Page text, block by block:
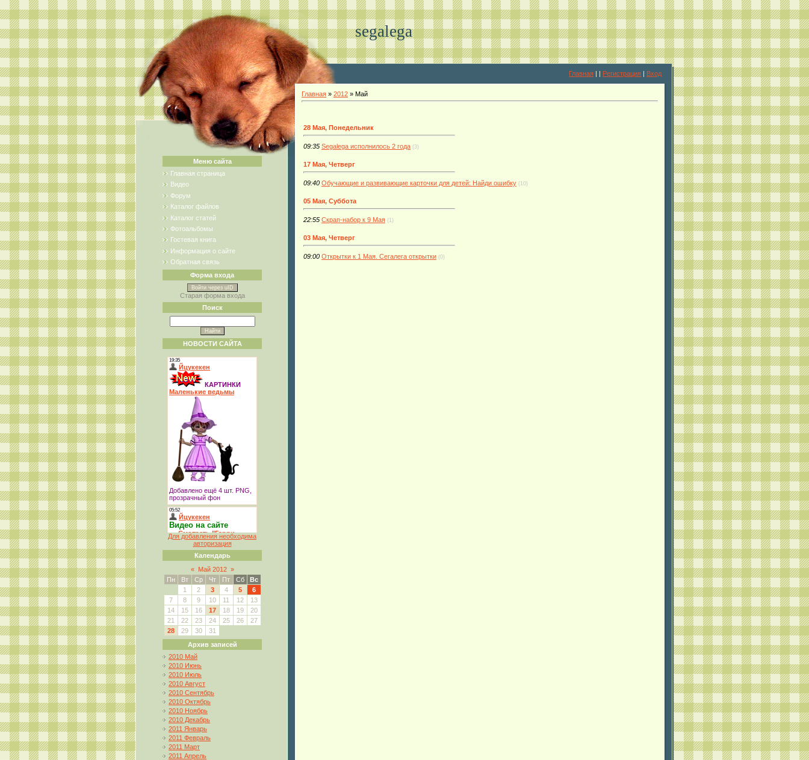
segalega
Главная | | Регистрация | Вход
Меню сайта
Главная страница
Видео
Форум
Каталог файлов
Каталог статей
Фотоальбомы
Гостевая книга
Информация о сайте
Обратная связь
Форма входа
Войти через uID
Старая форма входа
Поиск
НОВОСТИ САЙТА
Для добавления необходима
авторизация
Календарь
«
Май 2012 »
Пн
Вт Ср Чт Пт Сб
Вс
1
2 3 4 5
6
7
8 9 10 11 12
13
14
15 16 17 18 19
20
21
22 23 24 25 26
27
28
29 30
31
Архив записей
2010 Май
2010 Июнь
2010 Июль
2010 Август
2010 Сентябрь
2010 Октябрь
2010 Ноябрь
2010 Декабрь
2011 Январь
2011 Февраль
2011 Март
2011 Апрель
Главная » 2012 » Май
28 Мая, Понедельник
09:35 Segalega исполнилось 2 года (3)
17 Мая, Четверг
09:40 Обучающие и развивающие карточки для детей: Найди ошибку (10)
05 Мая, Суббота
22:55 Скрап-набор к 9 Мая (1)
03 Мая, Четверг
09:00 Открытки к 1 Мая. Сегалега открытки (0)